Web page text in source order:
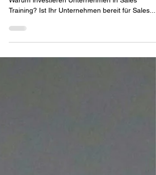
Sales Training
Fakten zu Sales Training Was ist Sales Training?
Warum investieren Unternehmen in Sales